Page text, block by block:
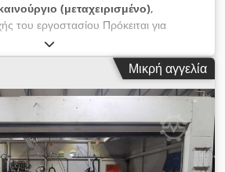
(μεταχειρισμένο),
του εργοστασίου Πρόκειται για
Ρομπότ KR 8 R 1620 arc
Eonlor Το βιομηχανικό ρομπότ KR 8
στην κατηγορία του χάρη στην υψηλή
εμβέλεια με βελτιστοποιημένο ωφέλιμο
σχεδιάστηκε και αναπτύχθηκε
συγκόλλησης. - Ονομαστικό ωφέλιμο
εμβέλεια: 1621 mm - Αριθμός αξόνων: 6
(ISO 9283): ± 0,04 mm - Θέση
Μικρή αγγελία